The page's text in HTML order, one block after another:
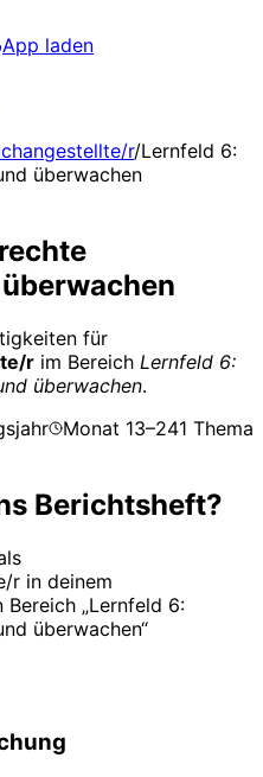
App laden
r/Lernfeld 6:
überwachen
für
r im Bereich Lernfeld 6:
überwachen.
Monat 13–241 Thema
Berichtsheft?
r in deinem
„Lernfeld 6:
überwachen“